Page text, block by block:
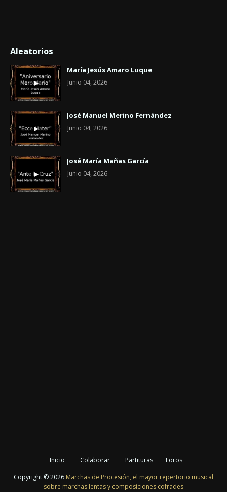
Aleatorios
María Jesús Amaro Luque
Junio 04, 2026
José Manuel Merino Fernández
Junio 04, 2026
José María Mañas García
Junio 04, 2026
Inicio Colaborar Partituras
Foros
Copyright ©2026 Marchas de Procesión, el mayor repertorio musical
sobre marchas lentas y composiciones cofrades